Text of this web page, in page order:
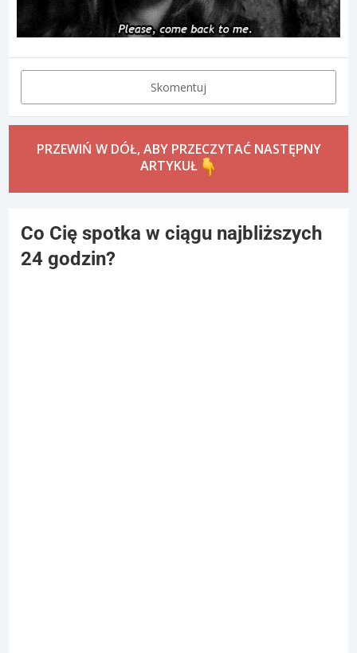
Skomentuj
PRZEWIŃ W DÓŁ, ABY PRZECZYTAĆ NASTĘPNY
ARTYKUŁ
Co Cię spotka w ciągu najbliższych
24 godzin?